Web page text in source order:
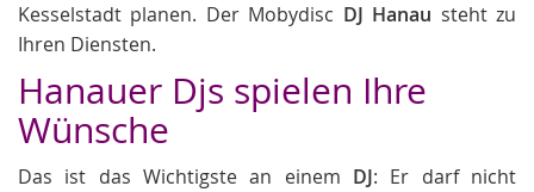
Kesselstadt planen. Der Mobydisc DJ Hanau steht zu
Ihren Diensten.
Hanauer Djs spielen Ihre
Wünsche
Das ist das Wichtigste an einem DJ: Er darf nicht